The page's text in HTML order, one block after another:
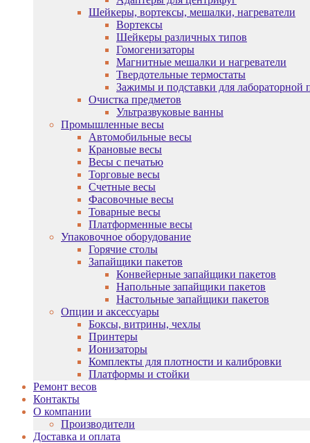
Шейкеры, вортексы, мешалки, нагреватели
Вортексы
Шейкеры различных типов
Гомогенизаторы
Магнитные мешалки и нагреватели
Твердотельные термостаты
Зажимы и подставки для лабораторной
Очистка предметов
Ультразвуковые ванны
Промышленные весы
Автомобильные весы
Крановые весы
Весы с печатью
Торговые весы
Счетные весы
Фасовочные весы
Товарные весы
Платформенные весы
Упаковочное оборудование
Горячие столы
Запайщики пакетов
Конвейерные запайщики пакетов
Напольные запайщики пакетов
Настольные запайщики пакетов
Опции и аксессуары
Боксы, витрины, чехлы
Принтеры
Ионизаторы
Комплекты для плотности и калибровки
Платформы и стойки
Ремонт весов
Контакты
О компании
Производители
Доставка и оплата